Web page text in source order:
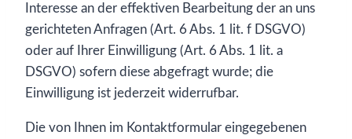
Interesse an der effektiven Bearbeitung der an uns
gerichteten Anfragen (Art. 6 Abs. 1 lit. f DSGVO)
oder auf Ihrer Einwilligung (Art. 6 Abs. 1 lit. a
DSGVO) sofern diese abgefragt wurde; die
Einwilligung ist jederzeit widerrufbar.
Die von Ihnen im Kontaktformular eingegebenen